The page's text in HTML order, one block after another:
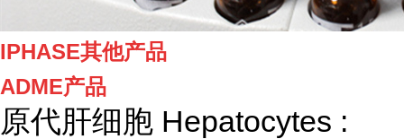
IPHASE其他产品
ADME产品
原代肝细胞 Hepatocytes :